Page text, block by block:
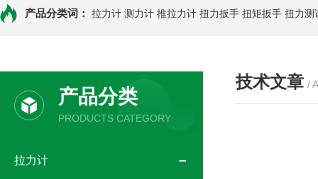
产品分类词： 拉力计 测力计 推拉力计 扭力扳手 扭矩扳手 扭力测
产品分类
PRODUCTS CATEGORY
拉力计
技术文章 /